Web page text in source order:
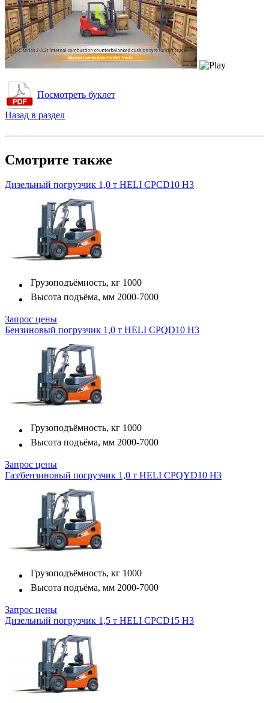
Посмотреть буклет
Назад в раздел
Смотрите также
Дизельный погрузчик 1,0 т HELI CPСD10 H3
Грузоподъёмность, кг 1000
Высота подъёма, мм 2000-7000
Запрос цены
Бензиновый погрузчик 1,0 т HELI CPQD10 H3
Грузоподъёмность, кг 1000
Высота подъёма, мм 2000-7000
Запрос цены
Газ/бензиновый погрузчик 1,0 т HELI CPQYD10 H3
Грузоподъёмность, кг 1000
Высота подъёма, мм 2000-7000
Запрос цены
Дизельный погрузчик 1,5 т HELI CPСD15 H3